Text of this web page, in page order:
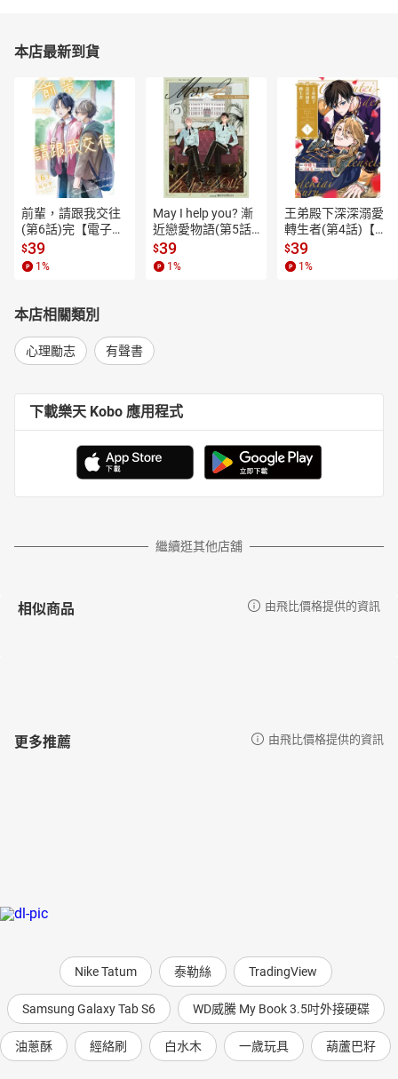
本店最新到貨
前輩，請跟我交往
(第6話)完【電子
書】
$39
1 %
May I help you? 漸
近戀愛物語(第5話)
【電子書】
$39
1 %
王弟殿下深深溺愛
轉生者(第4話)【電
子書】
$39
1 %
本店相關類別
心理勵志 有聲書
下載樂天 Kobo 應用程式
繼續逛其他店舖
相似商品 由飛比價格提供的資訊
更多推薦 由飛比價格提供的資訊
Nike Tatum 泰勒絲 TradingView
Samsung Galaxy Tab S6 WD威騰 My Book 3.5吋外接硬碟
油蔥酥 經絡刷 白水木 一歲玩具 葫蘆巴籽